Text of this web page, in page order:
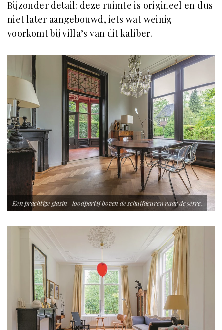
Bijzonder detail: deze ruimte is origineel en dus
niet later aangebouwd, iets wat weinig
voorkomt bij villa’s van dit kaliber.
Een prachtige glasin- loodpartij boven de schuifdeuren naar de serre.